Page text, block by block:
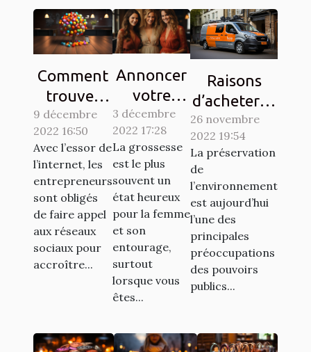
Comment
trouver
des clients
sur les
réseaux
sociaux ?
9 décembre
2022 16:50
Avec l’essor de
l’internet, les
entrepreneurs
sont obligés
de faire appel
aux réseaux
sociaux pour
accroître...
Annoncer
votre
grossesse
à votre
entourage
: Comment
y procéder
?
3 décembre
2022 17:28
La grossesse
est le plus
souvent un
état heureux
pour la femme
et son
entourage,
surtout
lorsque vous
êtes...
Raisons
d’acheter la
vignette
Crit’Air
26 novembre
2022 19:54
La préservation
de
l’environnement
est aujourd’hui
l’une des
principales
préoccupations
des pouvoirs
publics...